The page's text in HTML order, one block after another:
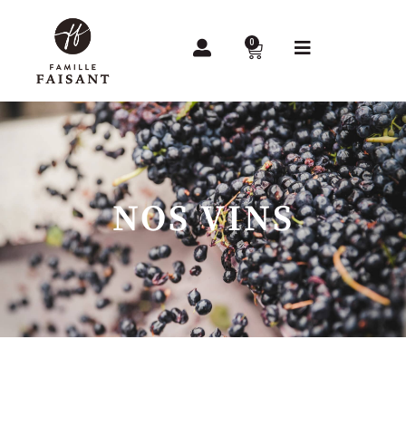
0
NOS VINS